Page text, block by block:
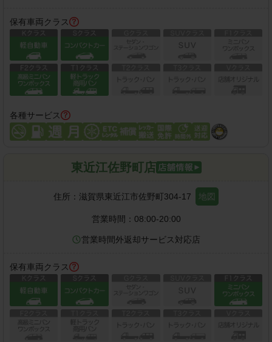
保有車両クラス
各種サービス
東近江佐野町店
住所： 滋賀県東近江市佐野町304-17 地図
営業時間： 08:00-20:00
営業時間外返却サービス対応店
保有車両クラス